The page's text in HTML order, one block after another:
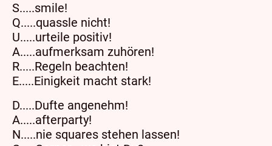
S.....smile!
Q.....quassle nicht!
U.....urteile positiv!
A.....aufmerksam zuhören!
R.....Regeln beachten!
E.....Einigkeit macht stark!
D.....Dufte angenehm!
A.....afterparty!
N.....nie squares stehen lassen!